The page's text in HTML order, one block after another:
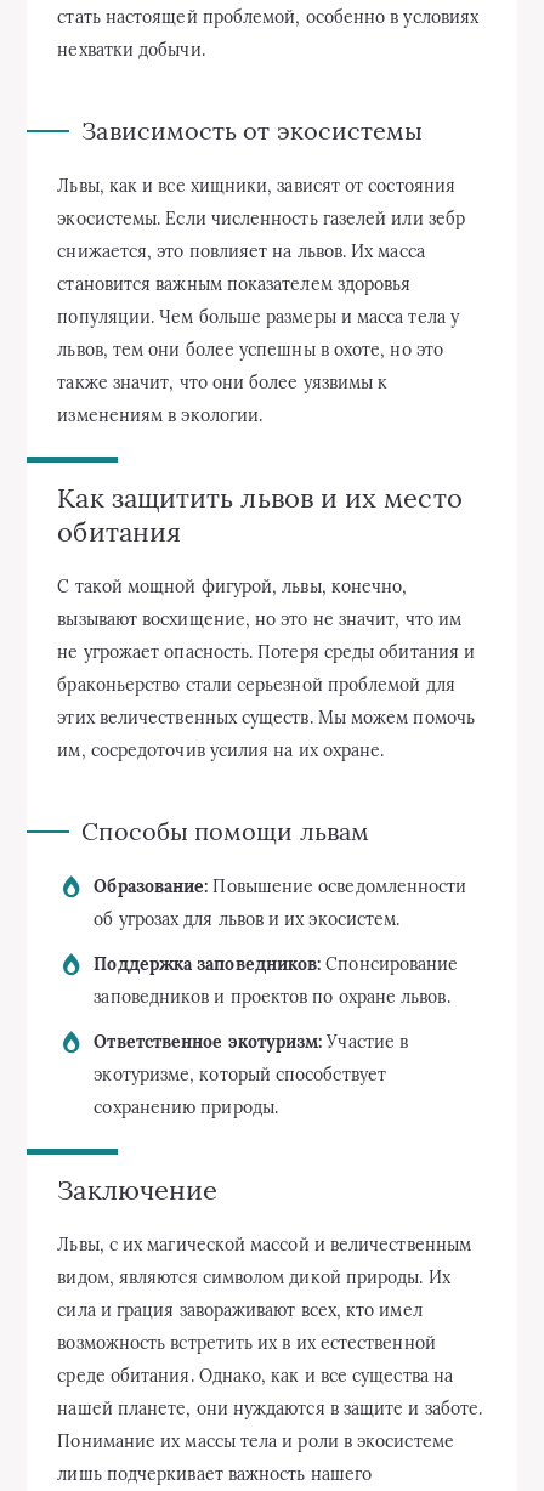
стать настоящей проблемой, особенно в условиях
нехватки добычи.
Зависимость от экосистемы
Львы, как и все хищники, зависят от состояния
экосистемы. Если численность газелей или зебр
снижается, это повлияет на львов. Их масса
становится важным показателем здоровья
популяции. Чем больше размеры и масса тела у
львов, тем они более успешны в охоте, но это
также значит, что они более уязвимы к
изменениям в экологии.
Как защитить львов и их место
обитания
С такой мощной фигурой, львы, конечно,
вызывают восхищение, но это не значит, что им
не угрожает опасность. Потеря среды обитания и
браконьерство стали серьезной проблемой для
этих величественных существ. Мы можем помочь
им, сосредоточив усилия на их охране.
Способы помощи львам
Образование: Повышение осведомленности
об угрозах для львов и их экосистем.
Поддержка заповедников: Спонсирование
заповедников и проектов по охране львов.
Ответственное экотуризм: Участие в
экотуризме, который способствует
сохранению природы.
Заключение
Львы, с их магической массой и величественным
видом, являются символом дикой природы. Их
сила и грация завораживают всех, кто имел
возможность встретить их в их естественной
среде обитания. Однако, как и все существа на
нашей планете, они нуждаются в защите и заботе.
Понимание их массы тела и роли в экосистеме
лишь подчеркивает важность нашего